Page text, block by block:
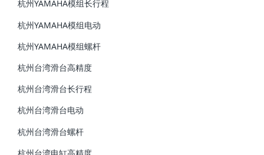
杭州YAMAHA模组长行程
杭州YAMAHA模组电动
杭州YAMAHA模组螺杆
杭州台湾滑台高精度
杭州台湾滑台长行程
杭州台湾滑台电动
杭州台湾滑台螺杆